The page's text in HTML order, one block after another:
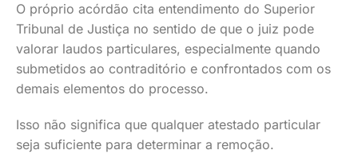
O próprio acórdão cita entendimento do Superior
Tribunal de Justiça no sentido de que o juiz pode
valorar laudos particulares, especialmente quando
submetidos ao contraditório e confrontados com os
demais elementos do processo.
Isso não significa que qualquer atestado particular
seja suficiente para determinar a remoção.